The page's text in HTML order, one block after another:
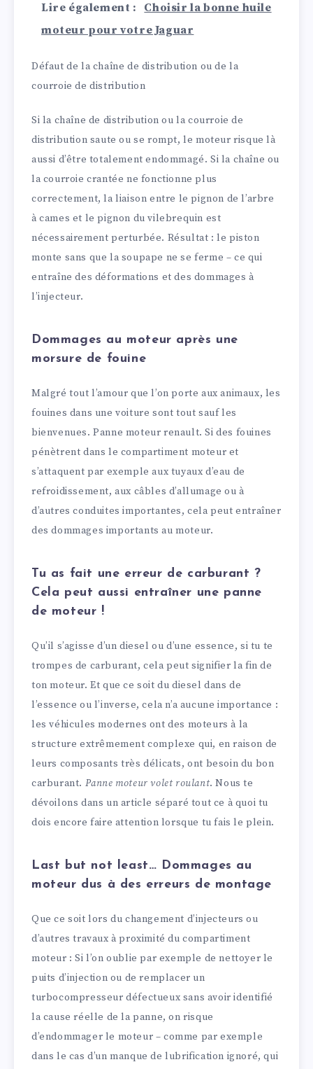
Lire également :
Choisir la bonne huile
moteur pour votre Jaguar
Défaut de la chaîne de distribution ou de la
courroie de distribution
Si la chaîne de distribution ou la courroie de
distribution saute ou se rompt, le moteur risque là
aussi d’être totalement endommagé. Si la chaîne ou
la courroie crantée ne fonctionne plus
correctement, la liaison entre le pignon de l’arbre
à cames et le pignon du vilebrequin est
nécessairement perturbée. Résultat : le piston
monte sans que la soupape ne se ferme – ce qui
entraîne des déformations et des dommages à
l’injecteur.
Dommages au moteur après une
morsure de fouine
Malgré tout l’amour que l’on porte aux animaux, les
fouines dans une voiture sont tout sauf les
bienvenues. Panne moteur renault. Si des fouines
pénètrent dans le compartiment moteur et
s’attaquent par exemple aux tuyaux d’eau de
refroidissement, aux câbles d’allumage ou à
d’autres conduites importantes, cela peut entraîner
des dommages importants au moteur.
Tu as fait une erreur de carburant ?
Cela peut aussi entraîner une panne
de moteur !
Qu’il s’agisse d’un diesel ou d’une essence, si tu te
trompes de carburant, cela peut signifier la fin de
ton moteur. Et que ce soit du diesel dans de
l’essence ou l’inverse, cela n’a aucune importance :
les véhicules modernes ont des moteurs à la
structure extrêmement complexe qui, en raison de
leurs composants très délicats, ont besoin du bon
carburant. Panne moteur volet roulant. Nous te
dévoilons dans un article séparé tout ce à quoi tu
dois encore faire attention lorsque tu fais le plein.
Last but not least… Dommages au
moteur dus à des erreurs de montage
Que ce soit lors du changement d’injecteurs ou
d’autres travaux à proximité du compartiment
moteur : Si l’on oublie par exemple de nettoyer le
puits d’injection ou de remplacer un
turbocompresseur défectueux sans avoir identifié
la cause réelle de la panne, on risque
d’endommager le moteur – comme par exemple
dans le cas d’un manque de lubrification ignoré, qui